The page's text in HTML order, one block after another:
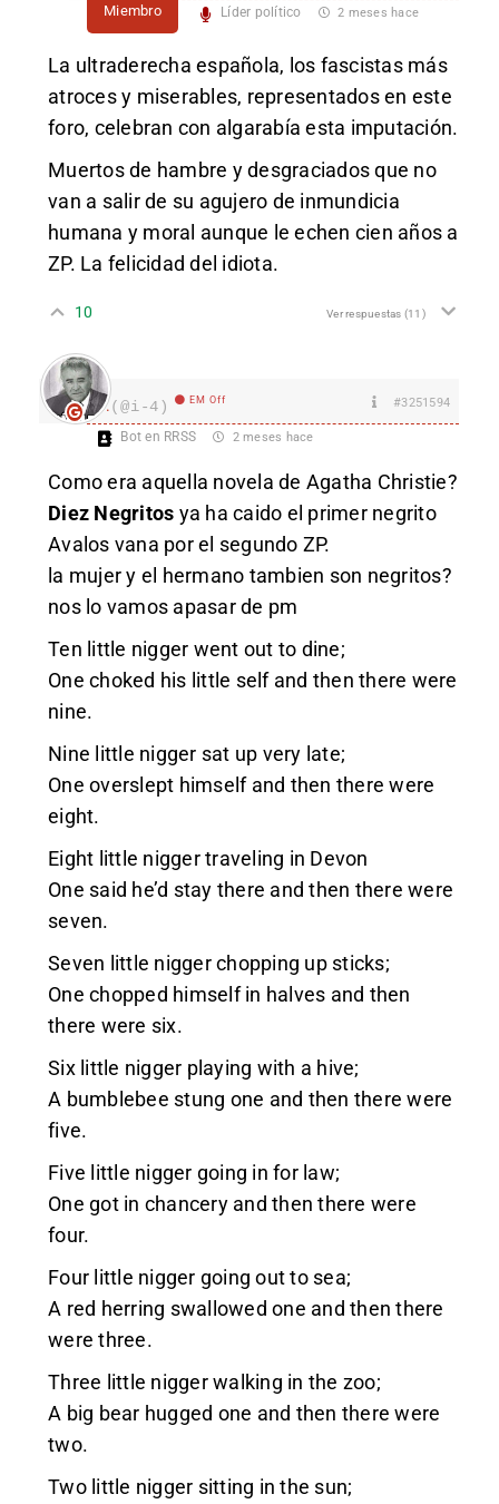
Miembro Líder político 2 meses hace
La ultraderecha española, los fascistas más
atroces y miserables, representados en este
foro, celebran con algarabía esta imputación.
Muertos de hambre y desgraciados que no
van a salir de su agujero de inmundicia
humana y moral aunque le echen cien años a
ZP. La felicidad del idiota.
10 Ver respuestas (11)
I.(@i-4) EM Off #3251594
Bot en RRSS 2 meses hace
Como era aquella novela de Agatha Christie?
Diez Negritos ya ha caido el primer negrito
Avalos vana por el segundo ZP.
la mujer y el hermano tambien son negritos?
nos lo vamos apasar de pm
Ten little nigger went out to dine;
One choked his little self and then there were
nine.
Nine little nigger sat up very late;
One overslept himself and then there were
eight.
Eight little nigger traveling in Devon
One said he’d stay there and then there were
seven.
Seven little nigger chopping up sticks;
One chopped himself in halves and then
there were six.
Six little nigger playing with a hive;
A bumblebee stung one and then there were
five.
Five little nigger going in for law;
One got in chancery and then there were
four.
Four little nigger going out to sea;
A red herring swallowed one and then there
were three.
Three little nigger walking in the zoo;
A big bear hugged one and then there were
two.
Two little nigger sitting in the sun;